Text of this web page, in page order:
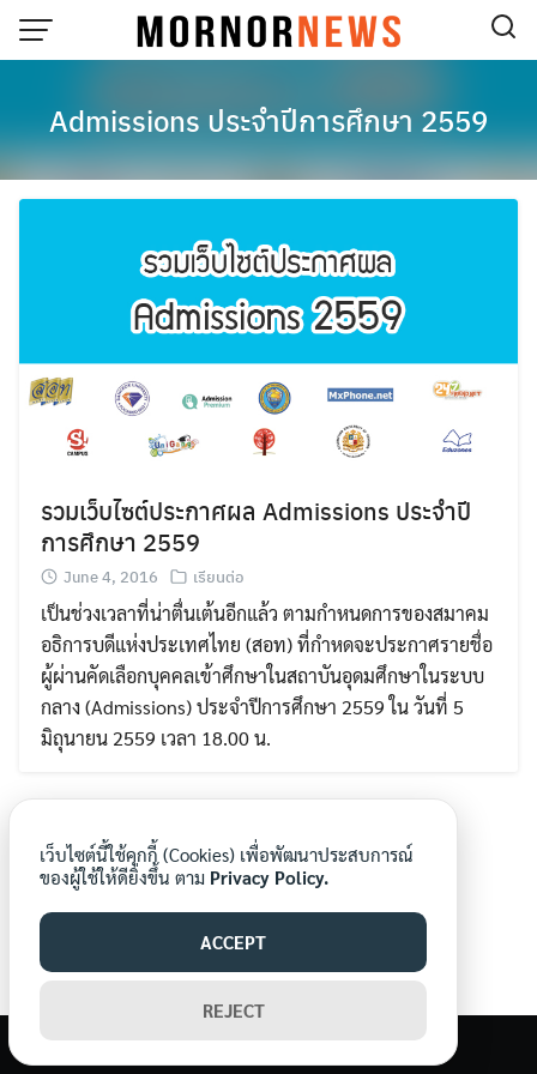
Skip
Search
for:
Admissions ประจำปีการศึกษา 2559
รวมเว็บไซต์ประกาศผล Admissions ประจำปี
การศึกษา 2559
June 4, 2016 เรียนต่อ
เป็นช่วงเวลาที่น่าตื่นเต้นอีกแล้ว ตามกำหนดการของสมาคม
อธิการบดีแห่งประเทศไทย (สอท) ที่กำหดจะประกาศรายชื่อ
ผู้ผ่านคัดเลือกบุคคลเข้าศึกษาในสถาบันอุดมศึกษาในระบบ
กลาง (Admissions) ประจำปีการศึกษา 2559 ใน วันที่ 5
มิถุนายน 2559 เวลา 18.00 น.
เว็บไซต์นี้ใช้คุกกี้ (Cookies) เพื่อพัฒนาประสบการณ์
ของผู้ใช้ให้ดียิ่งขึ้น ตาม Privacy Policy.
ACCEPT
REJECT